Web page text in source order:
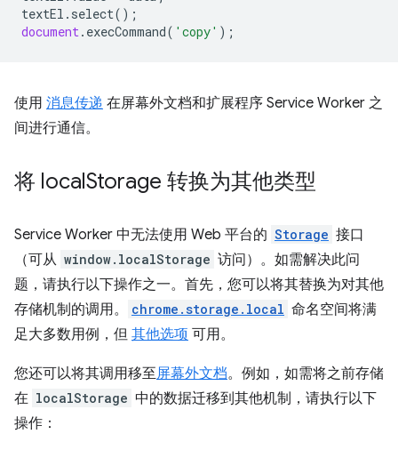
textEl . select();
document. execCommand( 'copy' );
使用 消息传递 在屏幕外文档和扩展程序 Service Worker 之
间进行通信。
将 localStorage 转换为其他类型
Service Worker 中无法使用 Web 平台的 Storage 接口
（可从 window.localStorage 访问）。如需解决此问
题，请执行以下操作之一。首先，您可以将其替换为对其他
存储机制的调用。
chrome.storage.local 命名空间将满
足大多数用例，但 其他选项 可用。
您还可以将其调用移至屏幕外文档。例如，如需将之前存储
在 localStorage 中的数据迁移到其他机制，请执行以下
操作：